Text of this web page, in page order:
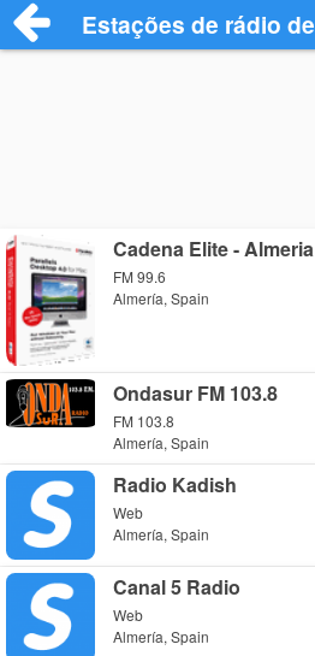
Estações de rádio
Cadena Elite - Almeria
FM 99.6
Almería, Spain
Ondasur FM 103.8
FM 103.8
Almería, Spain
Radio Kadish
Web
Almería, Spain
Canal 5 Radio
Web
Almería, Spain